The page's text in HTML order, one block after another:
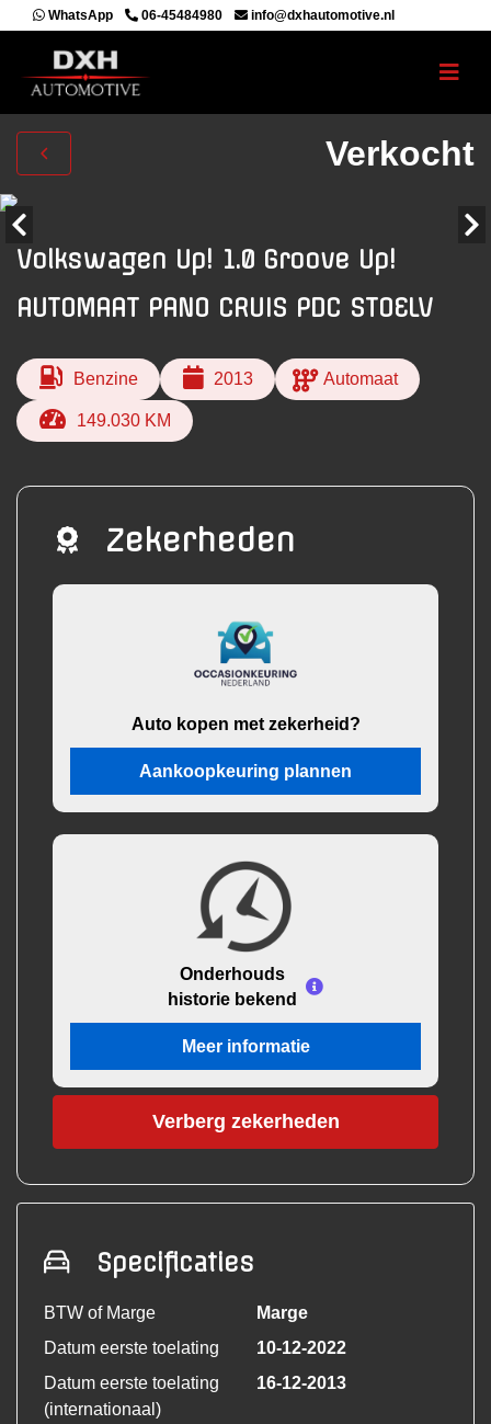
WhatsApp 06-45484980 info@dxhautomotive.nl
Verkocht
Volkswagen Up! 1.0 Groove Up!
AUTOMAAT PANO CRUIS PDC STOELV
Benzine 2013 Automaat
149.030 KM
Zekerheden
Auto kopen met zekerheid?
Aankoopkeuring plannen
Onderhouds
historie bekend
Meer informatie
Verberg zekerheden
Specificaties
BTW of Marge
Marge
Datum eerste toelating
10-12-2022
Datum eerste toelating
(internationaal)
16-12-2013